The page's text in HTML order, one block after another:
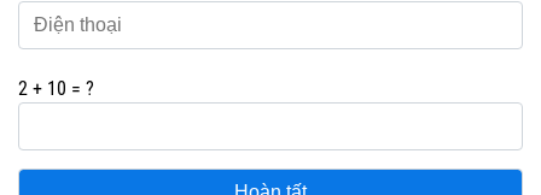
2 + 10 = ?